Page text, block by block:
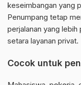
keseimbangan yang
Penumpang tetap
perjalanan yang
setara layanan privat.
Cocok untuk